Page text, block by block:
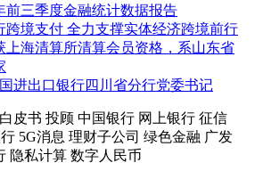
前三季度金融统计数据报告
跨境支付 全力支撑实体经济跨境前行
上海清算所清算会员资格，系山东省
进出口银行四川省分行党委书记
白皮书 投顾 中国银行 网上银行 征信
5G消息 理财子公司 绿色金融 广发
隐私计算 数字人民币